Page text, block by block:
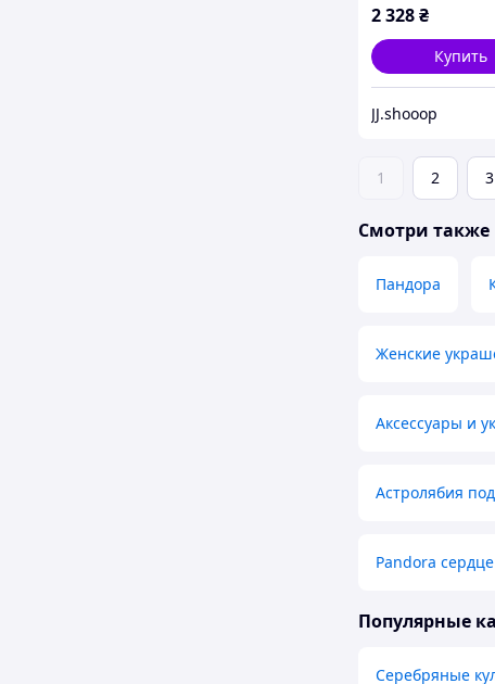
2 328₴
Купить
JJ.shooop
1 2 3
Смотри также
Пандора
Женские
Аксессуары и
Астролябия
Pandora
Популярные
Серебряные